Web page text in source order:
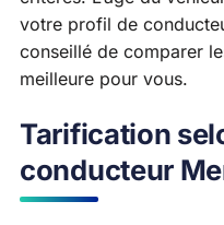
votre profil de
conseillé de comparer
meilleure pour vous.
Tarification
conducteur